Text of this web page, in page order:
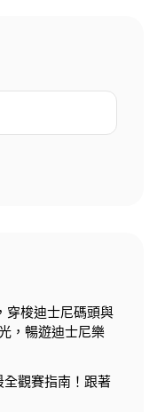
穿梭迪士尼碼頭與
，暢遊迪士尼樂
觀賽指南！跟著